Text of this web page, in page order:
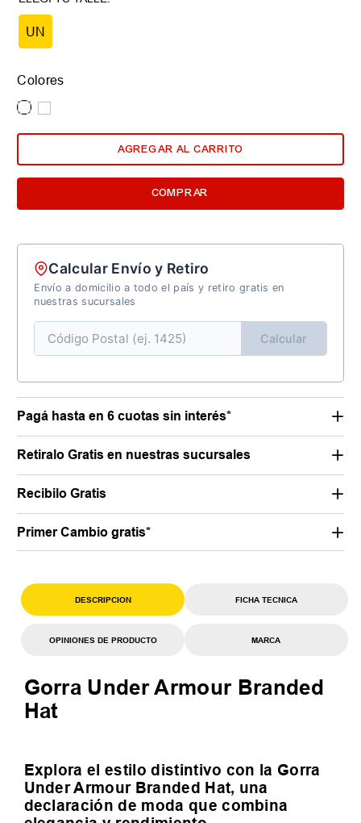
UN
Colores
AGREGAR AL CARRITO
COMPRAR
Calcular Envío y Retiro
Envío a domicilio a todo el país y retiro gratis en
nuestras sucursales
Calcular
Pagá hasta en 6 cuotas sin interés*
Retiralo Gratis en nuestras sucursales
Recibilo Gratis
Primer Cambio gratis*
DESCRIPCION FICHA TECNICA
OPINIONES DE PRODUCTO MARCA
Gorra Under Armour Branded
Hat
Explora el estilo distintivo con la Gorra
Under Armour Branded Hat, una
declaración de moda que combina